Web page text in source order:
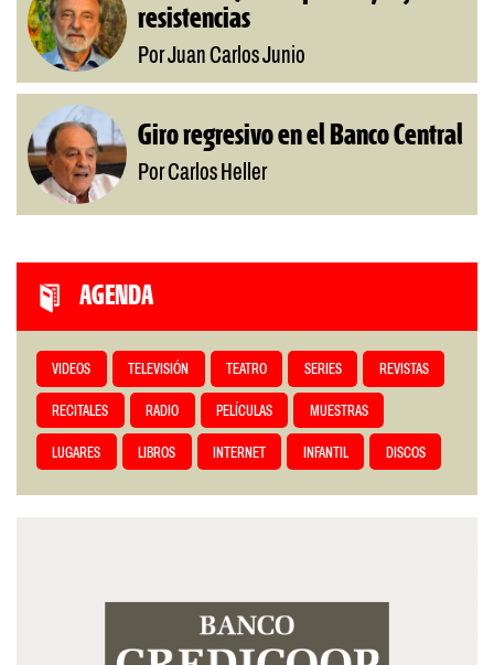
resistencias
Por Juan Carlos Junio
Giro regresivo en el Banco Central
Por Carlos Heller
AGENDA
VIDEOS TELEVISIÓN TEATRO SERIES REVISTAS
RECITALES RADIO PELÍCULAS MUESTRAS
LUGARES LIBROS INTERNET INFANTIL DISCOS